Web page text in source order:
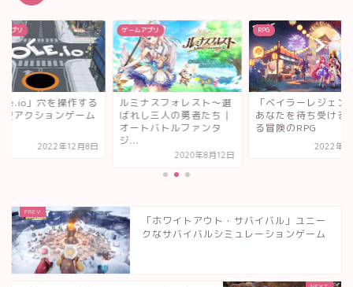
アプリ
ナスフォレスト〜選
し三人の勇者たち｜
RPG
「ベイラーレジェンド」
あなたを待ち受ける心踊
る冒険のRPG
ゲームアプリ
「Hole.io」穴を操
対戦型アクションゲ
2022年12
「ホワイトアウト・サバイバル」ユニー
クなサバイバルシミュレーションゲーム